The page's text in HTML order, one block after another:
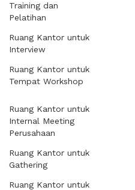
Training dan
Pelatihan
Ruang Kantor untuk
Interview
Ruang Kantor untuk
Tempat Workshop
Ruang Kantor untuk
Internal Meeting
Perusahaan
Ruang Kantor untuk
Gathering
Ruang Kantor untuk